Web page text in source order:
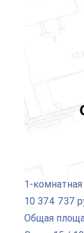
1-
10 374 737
Общая